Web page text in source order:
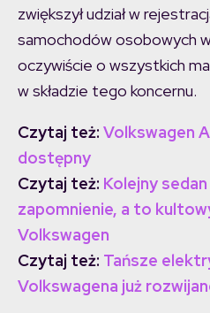
zwiększył udział w
samochodów osobowych
oczywiście o wszystkich
w składzie tego koncernu.
Czytaj też: Volkswagen
dostępny
Czytaj też: Kolejny
zapomnienie, a to
Volkswagen
Czytaj też: Tańsze
Volkswagena już